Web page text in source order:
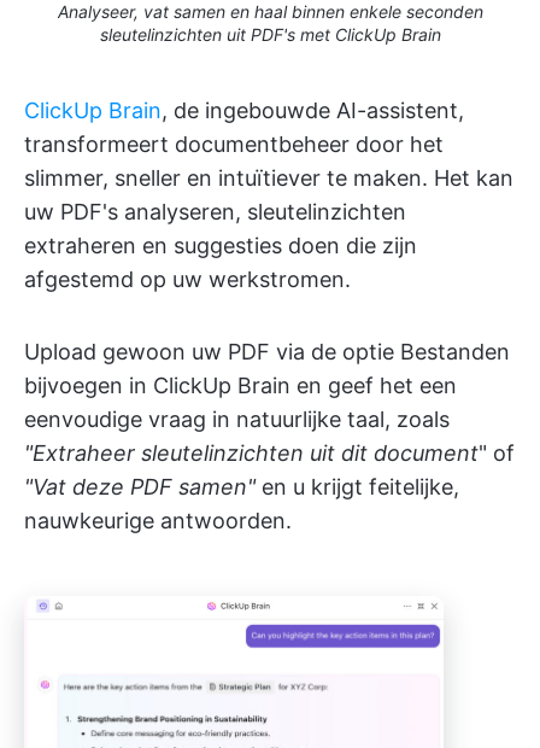
Analyseer, vat samen en haal binnen enkele seconden
sleutelinzichten uit PDF's met ClickUp Brain
ClickUp Brain, de ingebouwde AI-assistent,
transformeert documentbeheer door het
slimmer, sneller en intuïtiever te maken. Het kan
uw PDF's analyseren, sleutelinzichten
extraheren en suggesties doen die zijn
afgestemd op uw werkstromen.
Upload gewoon uw PDF via de optie Bestanden
bijvoegen in ClickUp Brain en geef het een
eenvoudige vraag in natuurlijke taal, zoals
"Extraheer sleutelinzichten uit dit document" of
"Vat deze PDF samen" en u krijgt feitelijke,
nauwkeurige antwoorden.